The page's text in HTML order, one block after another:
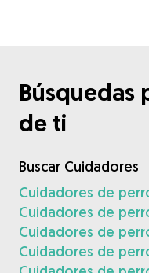
Búsquedas
de ti
Buscar Cuidadores
Cuidadores de
Cuidadores de
Cuidadores de
Cuidadores de